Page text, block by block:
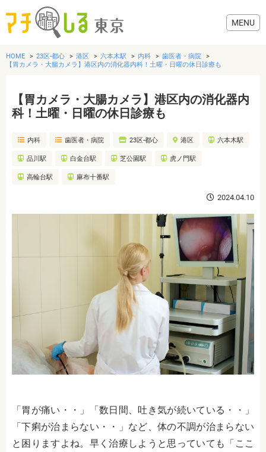
グルメ
美容・健康
歯医者・病院
おでかけ
HOME 23区-都心 港区 六本木駅 内科
歯医者・病院
【胃カメラ・大腸カメラ】港区内の消化器内科！土曜・日曜の休日診療も
【胃カメラ・大腸カメラ】港区内の消化器内
科！土曜・日曜の休日診療も
内科 歯医者・病院 23区-都心 港区 六本木駅
品川駅 白金台駅 芝公園駅 虎ノ門駅
高輪台駅 麻布十番駅
2024.04.10
「胃が痛い・・」「数日間、吐き気が続いている・・」
「下痢が治まらない・・」など、体の不調が治まらない
と困りますよね。早く治療しようと思っていても「ここ